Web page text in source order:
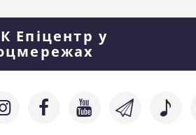
Епіцентр у